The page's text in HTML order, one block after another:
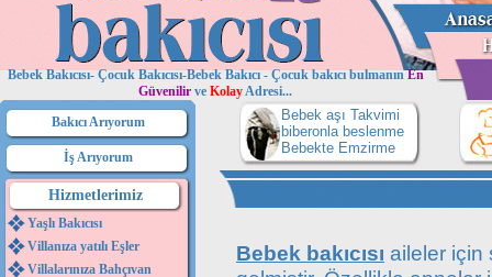
Bebek Bakıcısı- Çocuk Bakıcısı-Bebek Bakıcı - Çocuk bakıcı bulmanınEn
Güvenilir ve KolayAdresi...
Bakıcı Arıyorum
İş Arıyorum
Hizmetlerimiz
Yaşlı Bakıcısı
Villanıza yatılı Eşler
Villalarınıza Bahçıvan
Bebek aşı Takvimi
biberonla beslenme
Bebekte Emzirme
Bebek bakıcısı aileler için